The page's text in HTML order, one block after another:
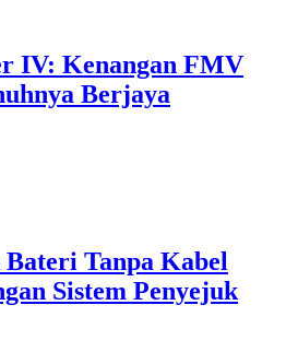
IV: Kenangan FMV
Berjaya
Tanpa Kabel
Sistem Penyejuk